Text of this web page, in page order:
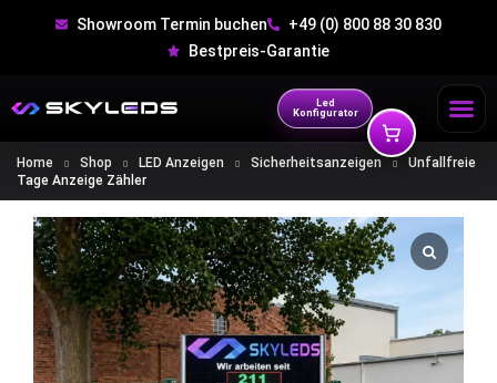
Showroom Termin buchen
+49 (0) 800 88 30 830
Bestpreis-Garantie
Led
Konfigurator
Home Shop LED Anzeigen Sicherheitsanzeigen
Unfallfreie
Tage Anzeige Zähler